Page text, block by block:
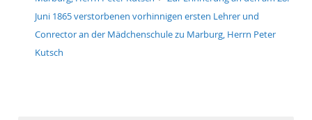
10
Juni 1865 verstorbenen vorhinnigen ersten Lehrer und
Conrector an der Mädchenschule zu Marburg, Herrn Peter
Kutsch